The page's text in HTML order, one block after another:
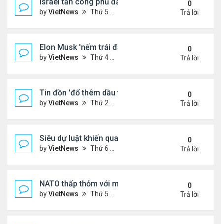
byVietNews Thứ 5 Tháng 6 12, 2025 5:28 pm
0
Trả lời
Elon Musk 'nếm trái đắng' khi rạn nứt với ông
byVietNews Thứ 4 Tháng 6 11, 2025 5:53 pm
0
Trả lời
Tin đồn 'đổ thêm dầu vào lửa' biểu tình ở Los
byVietNews Thứ 2 Tháng 6 09, 2025 5:54 pm
0
Trả lời
Siêu dự luật khiến quan hệ Trump - Musk tan vỡ
byVietNews Thứ 6 Tháng 6 06, 2025 4:57 pm
0
Trả lời
NATO thấp thỏm với mối đe dọa từ drone sát thủ
byVietNews Thứ 5 Tháng 6 05, 2025 5:51 pm
0
Trả lời